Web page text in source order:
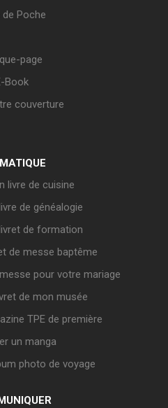
de Poche
page
Book
couverture
livre de cuisine
de généalogie
de formation
de messe baptême
pour votre mariage
de mon musée
TPE de première
un manga
photo de voyage